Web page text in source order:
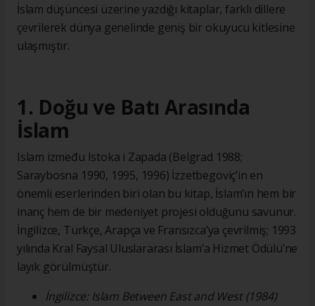
İslam düşüncesi üzerine yazdığı kitaplar, farklı dillere
çevrilerek dünya genelinde geniş bir okuyucu kitlesine
ulaşmıştır.
1. Doğu ve Batı Arasında
İslam
Islam između Istoka i Zapada (Belgrad 1988;
Saraybosna 1990, 1995, 1996) İzzetbegoviç’in en
önemli eserlerinden biri olan bu kitap, İslam’ın hem bir
inanç hem de bir medeniyet projesi olduğunu savunur.
İngilizce, Türkçe, Arapça ve Fransızca’ya çevrilmiş; 1993
yılında Kral Faysal Uluslararası İslam’a Hizmet Ödülü’ne
layık görülmüştür.
İngilizce: Islam Between East and West (1984)